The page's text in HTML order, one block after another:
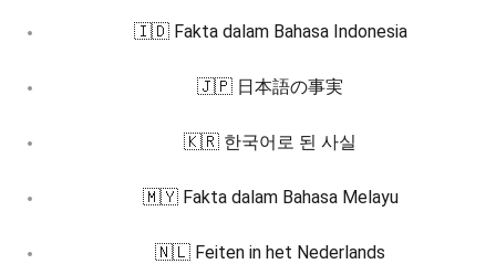
🇮🇩 Fakta dalam Bahasa Indonesia
🇯🇵 日本語の事実
🇰🇷 한국어로 된 사실
🇲🇾 Fakta dalam Bahasa Melayu
🇳🇱 Feiten in het Nederlands